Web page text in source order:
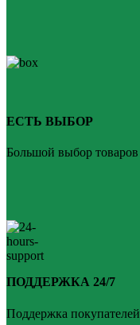
ЕСТЬ ВЫБОР
Большой выбор товаров
ПОДДЕРЖКА 24/7
Поддержка покупателей